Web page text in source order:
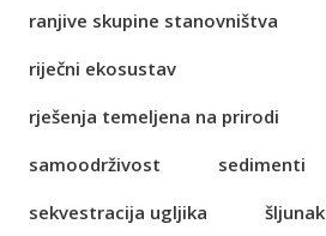
ranjive skupine stanovništva
riječni ekosustav
rješenja temeljena na prirodi
samoodrživost
sedimenti
sekvestracija ugljika
šljunak